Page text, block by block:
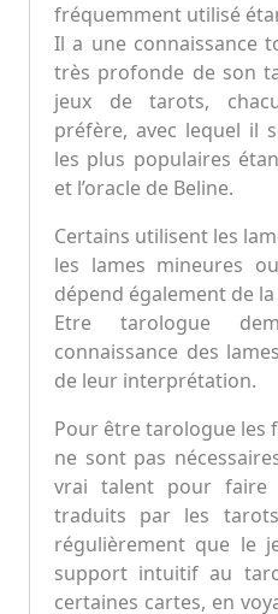
fréquemment utilisé
Il a une connaissance
très profonde de son
jeux de tarots,
préfère, avec lequel il
les plus populaires
et l’oracle de Beline.
Certains utilisent les
les lames mineures
dépend également de
Etre tarologue
connaissance des
de leur interprétation.
Pour être tarologue les
ne sont pas
vrai talent pour faire
traduits par les
régulièrement que le
support intuitif au
certaines cartes, en